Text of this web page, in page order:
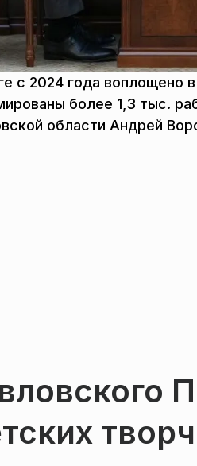
с 2024 года воплощено
более 1,3 тыс.
области Андрей